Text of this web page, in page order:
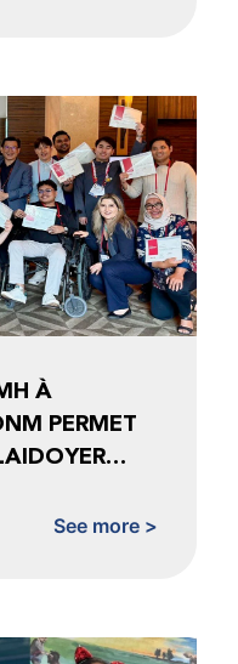
À
PERMET
See more >